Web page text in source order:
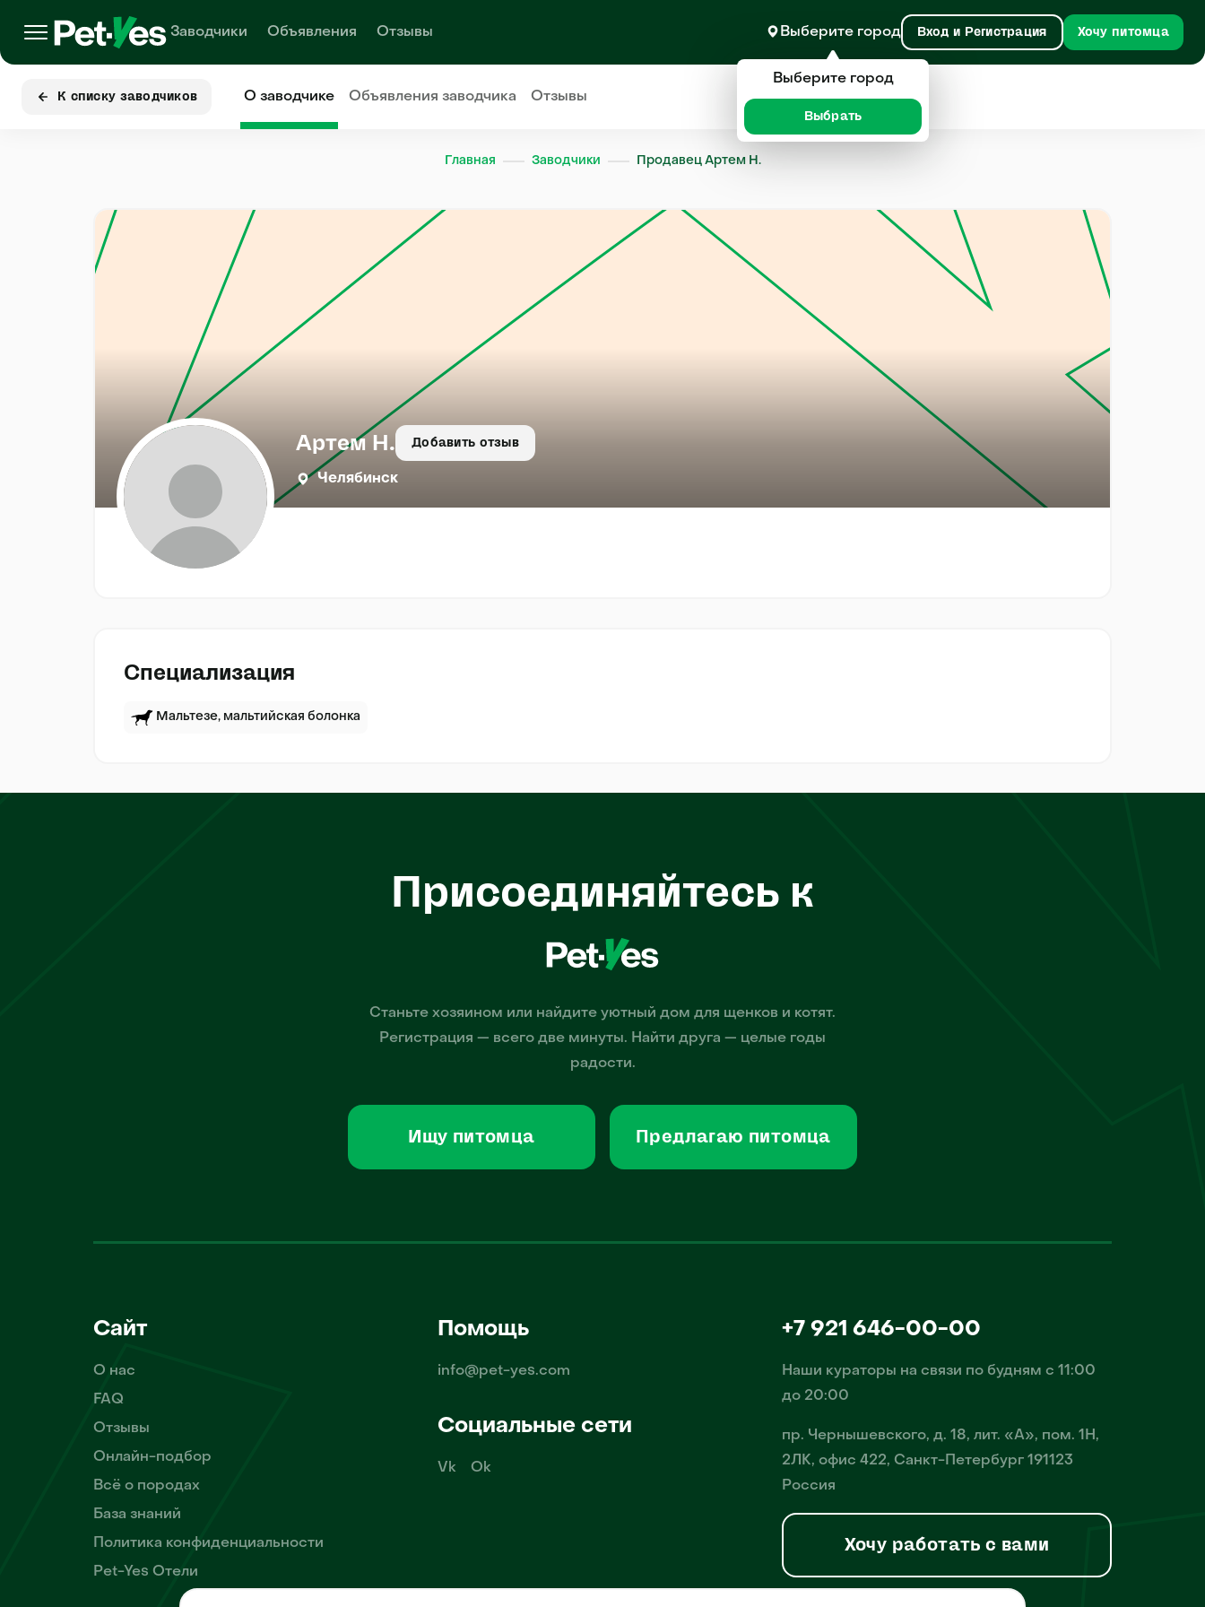
Заводчики Объявления Отзывы Выберите город Вход и Регистрация Хочу питомца
К списку заводчиков О заводчике Объявлениязаводчика Отзывы
Главная Заводчики Продавец Артем Н.
Артем Н. Добавить отзыв
Челябинск
Специализация
Мальтезе, мальтийская болонка
Присоединяйтесь к
Станьте хозяином или найдите уютный дом для щенков и котят.
Регистрация — всего две минуты. Найти друга — целые годы
радости.
Ищу питомца Предлагаю питомца
Сайт
О нас
FAQ
Отзывы
Онлайн-подбор
Всё о породах
База знаний
Политика конфиденциальности
Pet-Yes Отели
Помощь
info@pet-yes.com
Социальные сети
Vk Ok
+7 921 646-00-00
Наши кураторы на связи по будням с 11:00
до 20:00
пр. Чернышевского, д. 18, лит. «А», пом. 1Н,
2ЛК, офис 422, Санкт-Петербург 191123
Россия
Хочу работать с вами
Выберите город
Выбрать